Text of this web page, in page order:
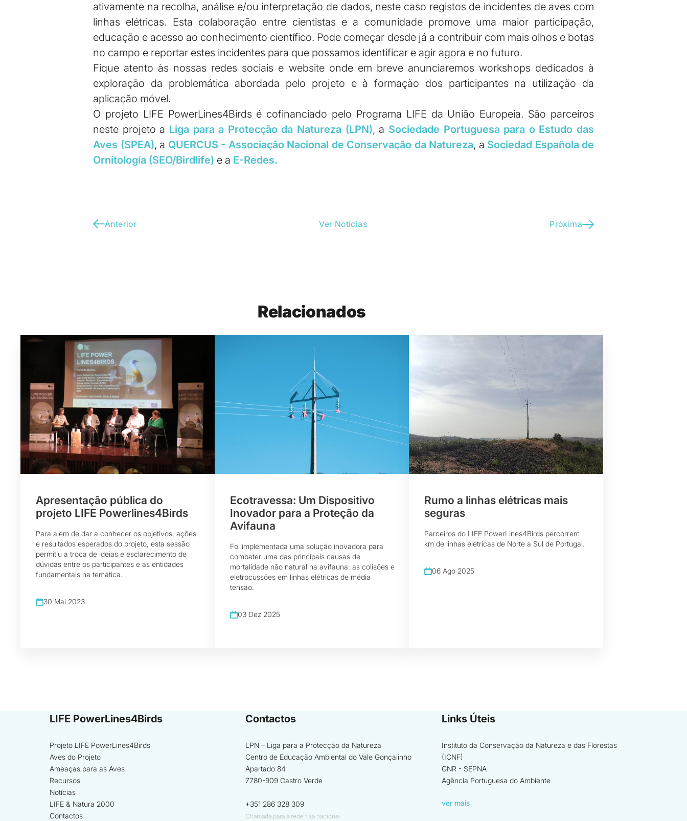
ativamente na recolha, análise e/ou interpretação de dados, neste caso registos de incidentes de aves com
linhas elétricas. Esta colaboração entre cientistas e a comunidade promove uma maior participação,
educação e acesso ao conhecimento científico. Pode começar desde já a contribuir com mais olhos e botas
no campo e reportar estes incidentes para que possamos identificar e agir agora e no futuro.
Fique atento às nossas redes sociais e website onde em breve anunciaremos workshops dedicados à
exploração da problemática abordada pelo projeto e à formação dos participantes na utilização da
aplicação móvel.
O projeto LIFE PowerLines4Birds é cofinanciado pelo Programa LIFE da União Europeia. São parceiros
neste projeto a Liga para a Protecção da Natureza (LPN), a Sociedade Portuguesa para o Estudo das
Aves (SPEA), a QUERCUS - Associação Nacional de Conservação da Natureza, a Sociedad Española de
Ornitología (SEO/Birdlife) e a E-Redes.
Anterior Ver Notícias Próxima
Relacionados
Apresentação pública do
projeto LIFE Powerlines4Birds
Para além de dar a conhecer os objetivos, ações
e resultados esperados do projeto, esta sessão
permitiu a troca de ideias e esclarecimento de
dúvidas entre os participantes e as entidades
fundamentais na temática.
30 Mai 2023
Ecotravessa: Um Dispositivo
Inovador para a Proteção da
Avifauna
Foi implementada uma solução inovadora para
combater uma das principais causas de
mortalidade não natural na avifauna: as colisões e
eletrocussões em linhas elétricas de média
tensão.
03 Dez 2025
Rumo a linhas elétricas mais
seguras
Parceiros do LIFE PowerLines4Birds percorrem
km de linhas elétricas de Norte a Sul de Portugal.
06 Ago 2025
LIFE PowerLines4Birds
Projeto LIFE PowerLines4Birds
Aves do Projeto
Ameaças para as Aves
Recursos
Notícias
LIFE & Natura 2000
Contactos
Contactos
LPN – Liga para a Protecção da Natureza
Centro de Educação Ambiental do Vale Gonçalinho
Apartado 84
7780-909 Castro Verde
+351 286 328 309
Chamada para a rede fixa nacional
Links Úteis
Instituto da Conservação da Natureza e das Florestas
(ICNF)
GNR - SEPNA
Agência Portuguesa do Ambiente
ver mais